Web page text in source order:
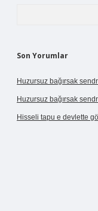
Son Yorumlar
Huzursuz bağırsak
Huzursuz bağırsak
Hisseli tapu e devlette